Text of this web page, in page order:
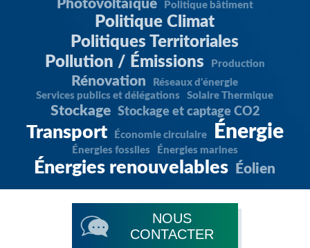
Photovoltaïque Politique bâtiment
Politique Climat
Politiques Territoriales
Pollution / Émissions
Production
Rénovation
Réseaux d'énergie
Services publics et délégations
Solaire Thermique
Stockage Stockage et captage CO2
Transport Économie circulaire Énergie
Énergies fossiles Énergies marines
Énergies renouvelables Éolien
NOUS
CONTACTER